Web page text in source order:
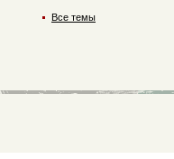
Все темы